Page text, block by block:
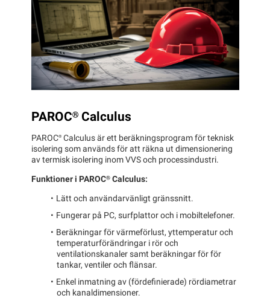
PAROC®Calculus
PAROC®Calculus är ett beräkningsprogram för teknisk
isolering som används för att räkna ut dimensionering
av termisk isolering inom VVS och processindustri.
Funktioner i PAROC®Calculus:
Lätt och användarvänligt gränssnitt.
Fungerar på PC, surfplattor och i mobiltelefoner.
Beräkningar för värmeförlust, yttemperatur och
temperaturförändringar i rör och
ventilationskanaler samt beräkningar för för
tankar, ventiler och flänsar.
Enkel inmatning av (fördefinierade) rördiametrar
och kanaldimensioner.